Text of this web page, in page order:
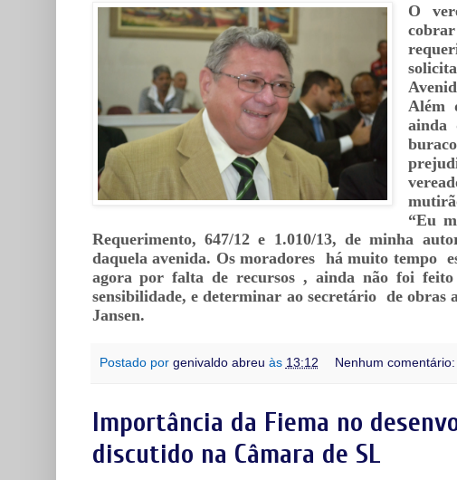
O
Além
ainda
“Eu
Requerimento, 647/12 e 1.010/13, de minha
daquela avenida. Os moradores há muito tempo
agora por falta de recursos , ainda não foi
sensibilidade, e determinar ao secretário de obras
Jansen.
Postado por genivaldo abreu às 13:12 Nenhum comentário:
Importância da Fiema no
discutido na Câmara de SL